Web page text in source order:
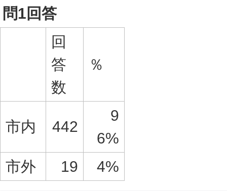
問1回答
回
答
数
％
市内 442
9
6%
市外
19 4%